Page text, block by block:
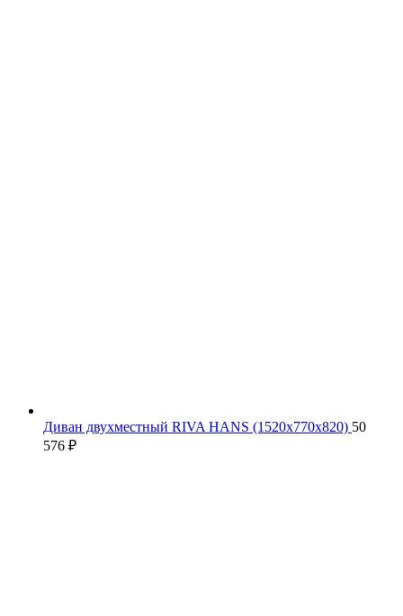
Диван двухместный RIVA HANS (1520х770х820) 50
576 ₽